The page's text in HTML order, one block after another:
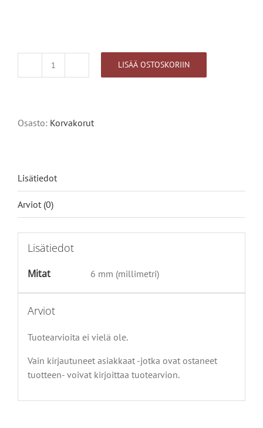
Kivikkoalvejuuri,
LISÄÄ OSTOSKORIIN
Alternative:
Osasto: Korvakorut
Lisätiedot
Arviot (0)
Lisätiedot
Mitat 6 mm (millimetri)
Arviot
Tuotearvioita ei vielä ole.
Vain kirjautuneet asiakkaat -jotka ovat ostaneet
tuotteen- voivat kirjoittaa tuotearvion.